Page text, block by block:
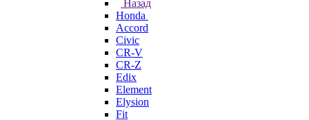
Назад
Honda
Accord
Civic
CR-V
CR-Z
Edix
Element
Elysion
Fit